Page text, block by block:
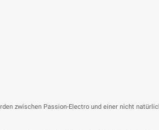
zwischen Passion-Electro und einer nicht